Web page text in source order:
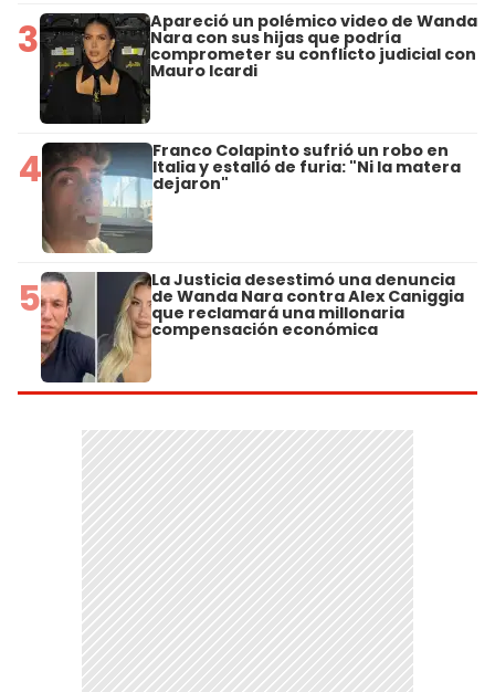
3 Apareció un polémico video de Wanda
Nara con sus hijas que podría
comprometer su conflicto judicial con
Mauro Icardi
4 Franco Colapinto sufrió un robo en
Italia y estalló de furia: "Ni la matera
dejaron"
5 La Justicia desestimó una denuncia
de Wanda Nara contra Alex Caniggia
que reclamará una millonaria
compensación económica